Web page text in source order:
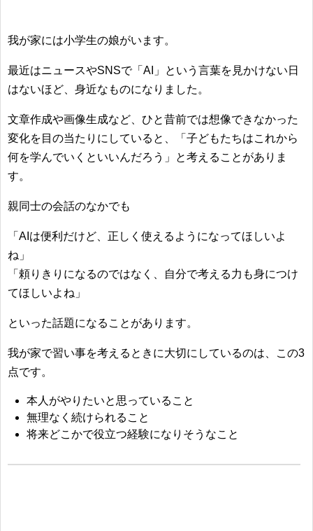
我が家には小学生の娘がいます。
最近はニュースやSNSで「AI」という言葉を見かけない日
はないほど、身近なものになりました。
文章作成や画像生成など、ひと昔前では想像できなかった
変化を目の当たりにしていると、「子どもたちはこれから
何を学んでいくといいんだろう」と考えることがありま
す。
親同士の会話のなかでも
「AIは便利だけど、正しく使えるようになってほしいよ
ね」
「頼りきりになるのではなく、自分で考える力も身につけ
てほしいよね」
といった話題になることがあります。
我が家で習い事を考えるときに大切にしているのは、この3
点です。
本人がやりたいと思っていること
無理なく続けられること
将来どこかで役立つ経験になりそうなこと